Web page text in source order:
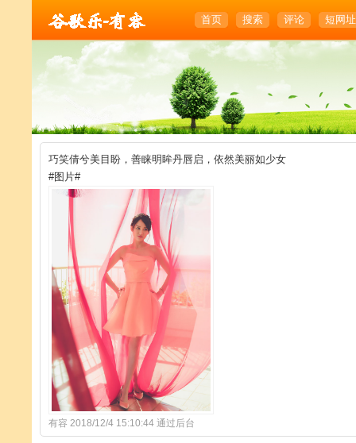
首页 搜索 评论 短网址
巧笑倩兮美目盼，善睐明眸丹唇启，依然美丽如少女
#图片#
有容 2018/12/4 15:10:44 通过后台